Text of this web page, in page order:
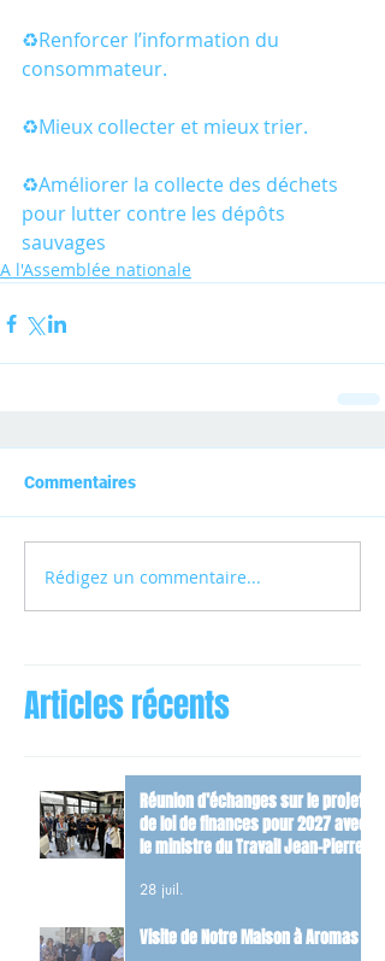
♻️Renforcer l’information du
consommateur.
♻️Mieux collecter et mieux trier.
♻️Améliorer la collecte des déchets
pour lutter contre les dépôts
sauvages
A l'Assemblée nationale
Commentaires
Rédigez un commentaire...
Articles récents
Réunion d’échanges sur le projet
de loi de finances pour 2027 avec
le ministre du Travail Jean-Pierre
28 juil.
Visite de Notre Maison à Aromas